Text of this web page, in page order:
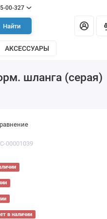
00-327
Найти
АКСЕССУАРЫ
шланга (серая)
00001039
в наличии